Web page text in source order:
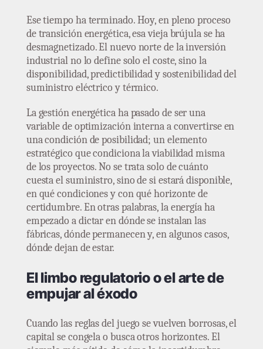
Ese tiempo ha terminado. Hoy, en pleno proceso
de transición energética, esa vieja brújula se ha
desmagnetizado. El nuevo norte de la inversión
industrial no lo define solo el coste, sino la
disponibilidad, predictibilidad y sostenibilidad del
suministro eléctrico y térmico.
La gestión energética ha pasado de ser una
variable de optimización interna a convertirse en
una condición de posibilidad; un elemento
estratégico que condiciona la viabilidad misma
de los proyectos. No se trata solo de cuánto
cuesta el suministro, sino de si estará disponible,
en qué condiciones y con qué horizonte de
certidumbre. En otras palabras, la energía ha
empezado a dictar en dónde se instalan las
fábricas, dónde permanecen y, en algunos casos,
dónde dejan de estar.
El limbo regulatorio o el arte de
empujar al éxodo
Cuando las reglas del juego se vuelven borrosas, el
capital se congela o busca otros horizontes. El